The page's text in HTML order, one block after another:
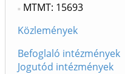
MTMT: 15693
Közlemények
Befoglaló intézmények
Jogutód intézmények